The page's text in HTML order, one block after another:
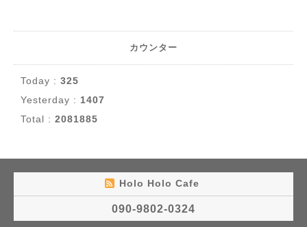
カウンター
Today : 325
Yesterday : 1407
Total : 2081885
Holo Holo Cafe
090-9802-0324